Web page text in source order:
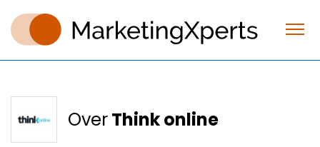
OverThink online